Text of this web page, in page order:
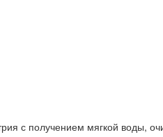
с получением мягкой воды,